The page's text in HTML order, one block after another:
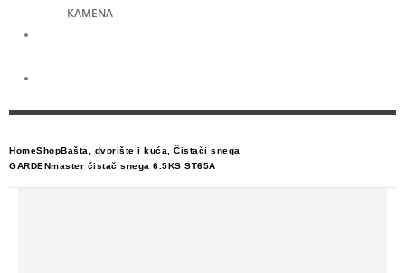
KAMENA
HomeShopBašta, dvorište i kuća
Čistači snega
GARDENmaster čistač snega 6.5KS ST65A